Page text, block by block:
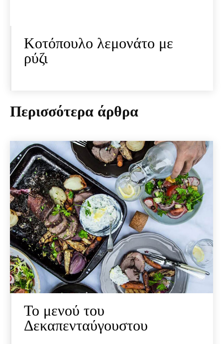
Κοτόπουλο λεμονάτο με
ρύζι
Περισσότερα άρθρα
To μενού του
Δεκαπενταύγουστου